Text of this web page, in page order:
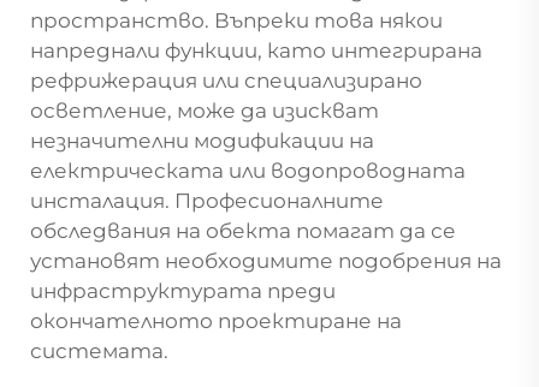
пространство. Въпреки това някои
напреднали функции, като интегрирана
рефрижерация или специализирано
осветление, може да изискват
незначителни модификации на
електрическата или водопроводната
инсталация. Професионалните
обследвания на обекта помагат да се
установят необходимите подобрения на
инфраструктурата преди
окончателното проектиране на
системата.